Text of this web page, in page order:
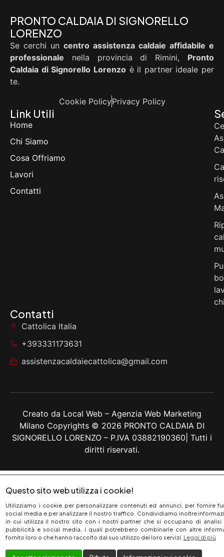
PRONTO CALDAIA DI SIGNORELLO
LORENZO
Se cerchi un centro assistenza caldaie affidabile e
professionale nella provincia di Rimini, Pronto
Caldaia di Signorello Lorenzoè il partner ideale per
te.
Cookie PolicyPrivacy Policy
Link Utili
Home
Chi Siamo
Cosa Offriamo
Lavori
Contatti
Contatti
Cattolica Italia
+393331173631
assistenzacaldaiecattolica@gmail.com
Creato da Local Web – Agenzia Web Marketing
Milano Copyrights © 2026 PRONTO CALDAIA DI
SIGNORELLO LORENZO – P.IVA 03882190360| Tutti i
diritti riservati.
Questo sito web utilizza i cookie!
Utilizziamo i cookie per personalizzare contenuti ed annunci, per fornire
social media e per analizzare il nostro traffico. Condividiamo inoltre
in cui utilizza il nostro sito con i nostri partner che si occupano di analisi
pubblicità e social media, i quali potrebbero combinarle con altre
fornito loro o che hanno raccolto dal suo utilizzo dei loro servizi. Leggi di più